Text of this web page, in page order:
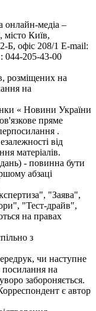
онлайн-медіа –
Київ,
офіс 208/1 E-mail:
044-205-43-00
розміщених на
на
« Новини України
пряме
.
від
матеріалів.
- повинна бути
абзаці
"Заява",
"Тест-драйв",
на правах
з
чи наступне
на
забороняється.
є автор